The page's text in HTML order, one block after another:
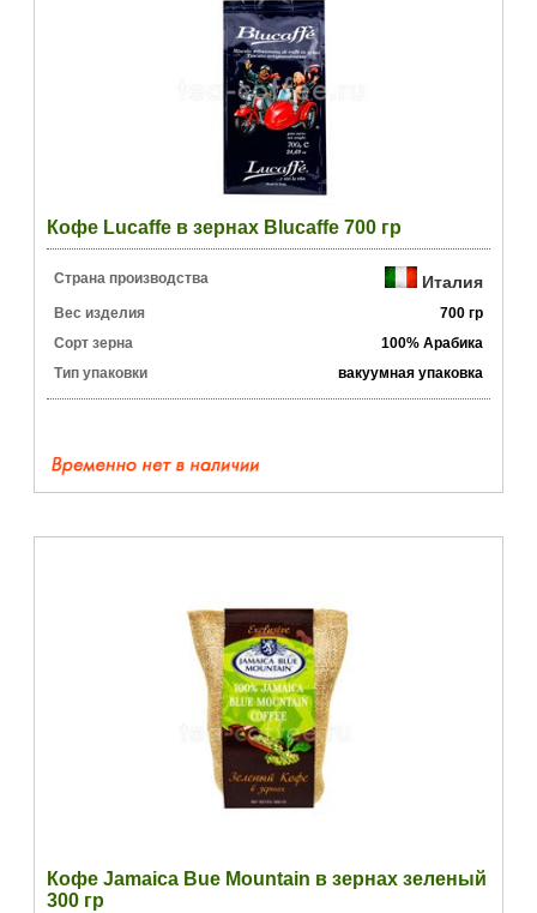
Кофе Lucaffe в зернах Blucaffe 700 гр
Страна производства Италия
Вес изделия
700 гр
Сорт зерна
100% Арабика
Тип упаковки
вакуумная упаковка
Кофе Jamaica Bue Mountain в зернах зеленый
300 гр